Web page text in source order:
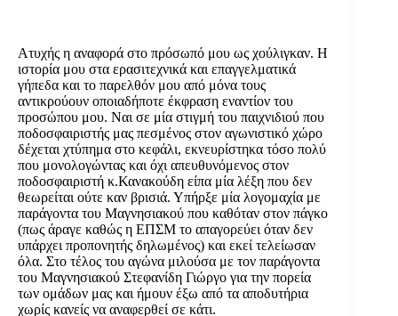
Ατυχής η αναφορά στο πρόσωπό μου ως χούλιγκαν. Η
ιστορία μου στα ερασιτεχνικά και επαγγελματικά
γήπεδα και το παρελθόν μου από μόνα τους
αντικρούουν οποιαδήποτε έκφραση εναντίον του
προσώπου μου. Ναι σε μία στιγμή του παιχνιδιού που
ποδοσφαιριστής μας πεσμένος στον αγωνιστικό χώρο
δέχεται χτύπημα στο κεφάλι, εκνευρίστηκα τόσο πολύ
που μονολογώντας και όχι απευθυνόμενος στον
ποδοσφαιριστή κ.Κανακούδη είπα μία λέξη που δεν
θεωρείται ούτε καν βρισιά. Υπήρξε μία λογομαχία με
παράγοντα του Μαγνησιακού που καθόταν στον πάγκο
(πως άραγε καθώς η ΕΠΣΜ το απαγορεύει όταν δεν
υπάρχει προπονητής δηλωμένος) και εκεί τελείωσαν
όλα. Στο τέλος του αγώνα μιλούσα με τον παράγοντα
του Μαγνησιακού Στεφανίδη Γιώργο για την πορεία
των ομάδων μας και ήμουν έξω από τα αποδυτήρια
χωρίς κανείς να αναφερθεί σε κάτι.